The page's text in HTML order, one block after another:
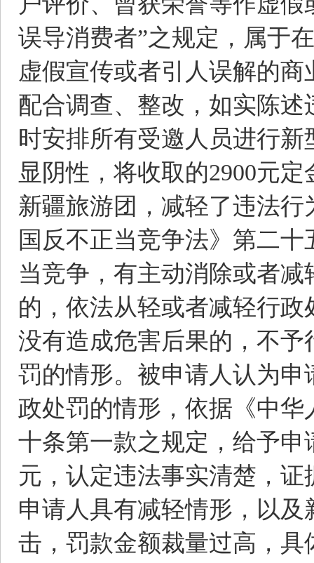
误导消费者”之规定，属于
虚假宣传或者引人误解的
配合调查、整改，如实陈
时安排所有受邀人员进行
显阴性，将收取的2900元
新疆旅游团，减轻了违法
国反不正当竞争法》第二
当竞争，有主动消除或者
的，依法从轻或者减轻行
没有造成危害后果的，不
罚的情形。被申请人认为
政处罚的情形，依据《中
十条第一款之规定，给予申
元，认定违法事实清楚，
申请人具有减轻情形，以
击，罚款金额裁量过高，